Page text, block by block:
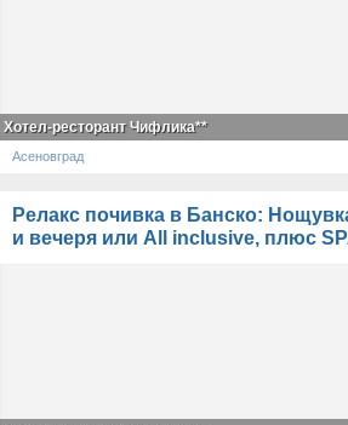
Хотел-ресторант Чифлика**
Асеновград
Релакс почивка в Банско:
и вечеря или All inclusive, плюс